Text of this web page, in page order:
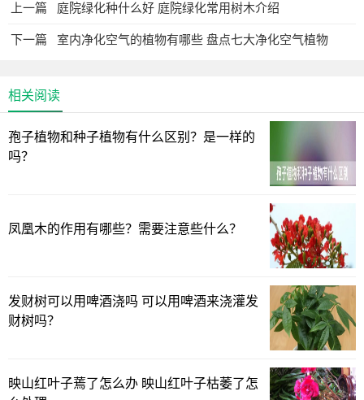
千万不要施肥太多，否则它们吸收不了，淤积在水中就容
易产生烧根烂根儿的情况。富贵竹是南方的植物，也喜欢酸
性的土壤以及水分。所以在养富贵竹的水中可以每个月加一
滴螯合铁来调节水分的酸碱度，可以让它的叶片一直保持油
上一篇 庭院绿化种什么好 庭院绿化常用树木介绍
下一篇 室内净化空气的植物有哪些 盘点七大净化空气植物
相关阅读
孢子植物和种子植物有什么区别？是一样的
吗？
凤凰木的作用有哪些？需要注意些什么？
发财树可以用啤酒浇吗 可以用啤酒来浇灌发
财树吗？
映山红叶子蔫了怎么办 映山红叶子枯萎了怎